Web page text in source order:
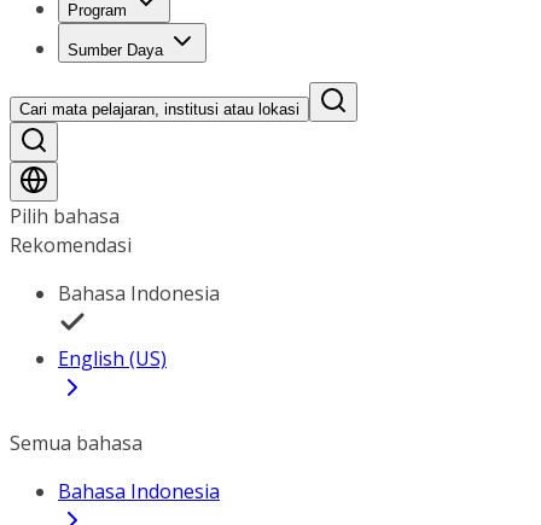
Program
Sumber Daya
Cari mata pelajaran, institusi atau lokasi
Pilih bahasa
Rekomendasi
Bahasa Indonesia
English (US)
Semua bahasa
Bahasa Indonesia